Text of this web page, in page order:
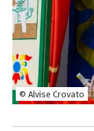
© Alvise Crovato